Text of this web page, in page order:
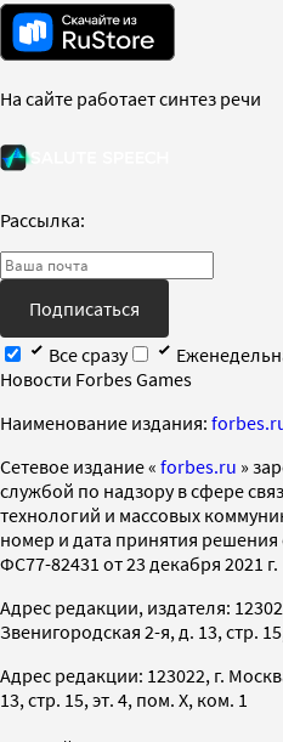
На сайте работает синтез речи
Рассылка:
Подписаться
Все сразу
Новости Forbes Games
Наименование издания:
Cетевое издание « forbes.ru »
службой по надзору в сфере
технологий и массовых
номер и дата принятия
ФС77-82431 от 23 декабря 2021 г.
Адрес редакции, издателя:
Звенигородская 2-я, д. 13, стр.
Адрес редакции: 123022, г.
13, стр. 15, эт. 4, пом. X, ком. 1